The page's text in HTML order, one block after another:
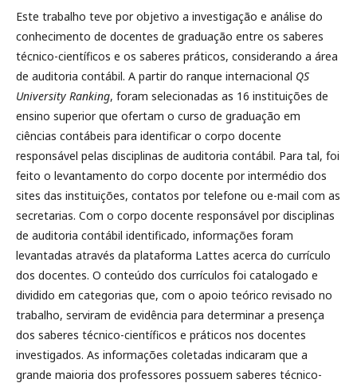
Este trabalho teve por objetivo a investigação e análise do
conhecimento de docentes de graduação entre os saberes
técnico-científicos e os saberes práticos, considerando a área
de auditoria contábil. A partir do ranque internacional QS
University Ranking, foram selecionadas as 16 instituições de
ensino superior que ofertam o curso de graduação em
ciências contábeis para identificar o corpo docente
responsável pelas disciplinas de auditoria contábil. Para tal, foi
feito o levantamento do corpo docente por intermédio dos
sites das instituições, contatos por telefone ou e-mail com as
secretarias. Com o corpo docente responsável por disciplinas
de auditoria contábil identificado, informações foram
levantadas através da plataforma Lattes acerca do currículo
dos docentes. O conteúdo dos currículos foi catalogado e
dividido em categorias que, com o apoio teórico revisado no
trabalho, serviram de evidência para determinar a presença
dos saberes técnico-científicos e práticos nos docentes
investigados. As informações coletadas indicaram que a
grande maioria dos professores possuem saberes técnico-